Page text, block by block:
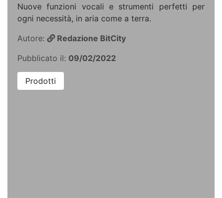
Nuove funzioni vocali e strumenti perfetti per
ogni necessità, in aria come a terra.
Autore:
Redazione BitCity
Pubblicato il: 09/02/2022
Prodotti